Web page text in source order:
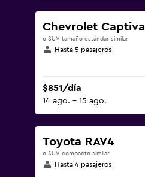
Chevrolet Captiva
o SUV tamaño estándar similar
Hasta 5 pasajeros
$851/día
14 ago. - 15 ago.
Toyota RAV4
o SUV compacto similar
Hasta 4 pasajeros